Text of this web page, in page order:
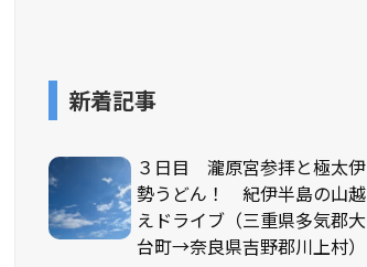
新着記事
３日目 瀧原宮参拝と極太伊
勢うどん！ 紀伊半島の山越
えドライブ（三重県多気郡大
台町→奈良県吉野郡川上村）